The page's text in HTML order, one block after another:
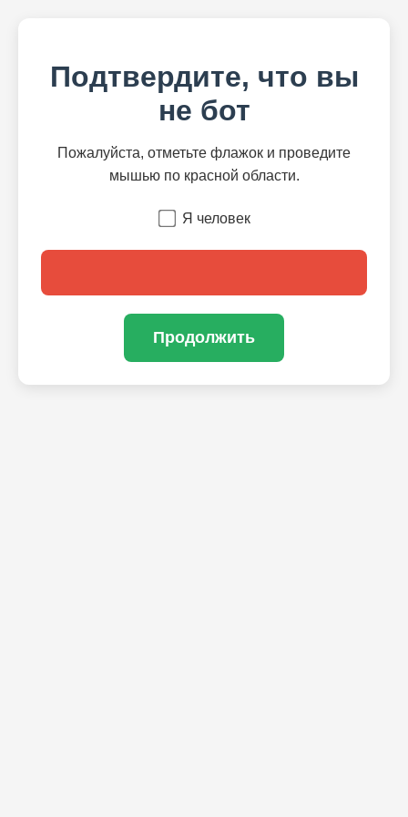
Подтвердите, что вы
не бот
Пожалуйста, отметьте флажок и проведите
мышью по красной области.
Я человек
Продолжить